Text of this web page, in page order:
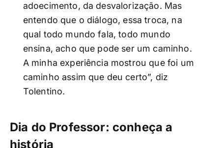
adoecimento, da desvalorização. Mas
entendo que o diálogo, essa troca, na
qual todo mundo fala, todo mundo
ensina, acho que pode ser um caminho.
A minha experiência mostrou que foi um
caminho assim que deu certo”, diz
Tolentino.
Dia do Professor: conheça a
história